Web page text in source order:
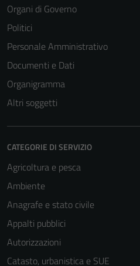
Organi di Governo
Politici
Personale Amministrativo
Documenti e Dati
Organigramma
Altri soggetti
CATEGORIE DI SERVIZIO
Agricoltura e pesca
Ambiente
Anagrafe e stato civile
Appalti pubblici
Autorizzazioni
Catasto, urbanistica e SUE